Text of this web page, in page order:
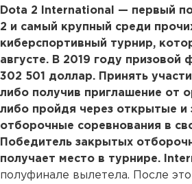
Dota 2 International — первый
2 и самый крупный среди
киберспортивный турнир,
августе. В 2019 году призовой
302 501 доллар. Принять
либо получив приглашение от
либо пройдя через открытые и
отборочные соревнования в
Победитель закрытых
получает место в турнире.
полуфинале вылетела. После